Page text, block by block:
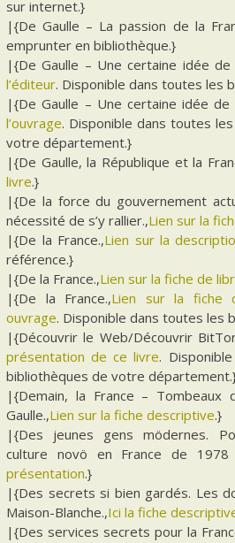
sur internet.}
|{De Gaulle – La passion de la
emprunter en bibliothèque.}
|{De Gaulle – Une certaine idée de
l’éditeur. Disponible dans toutes les
|{De Gaulle – Une certaine idée de
l’ouvrage. Disponible dans toutes
votre département.}
|{De Gaulle, la République et la
livre.}
|{De la force du gouvernement
nécessité de s’y rallier.,Lien sur la
|{De la France.,Lien sur la
référence.}
|{De la France.,Lien sur la fiche de
|{De la France.,Lien sur la fiche
ouvrage. Disponible dans toutes les
|{Découvrir le Web/Découvrir
présentation de ce livre.
bibliothèques de votre
|{Demain, la France – Tombeaux
Gaulle.,Lien sur la fiche descriptive.}
|{Des jeunes gens mödernes.
culture novö en France de 1978
présentation.}
|{Des secrets si bien gardés. Les
Maison-Blanche.,Ici la fiche
|{Des services secrets pour la